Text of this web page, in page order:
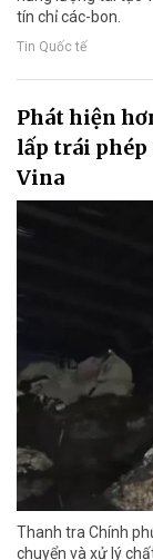
tín chỉ các-bon.
Tin Quốc tế
Phát hiện
lấp trái phép
Vina
Thanh tra Chính
chuyển và xử lý